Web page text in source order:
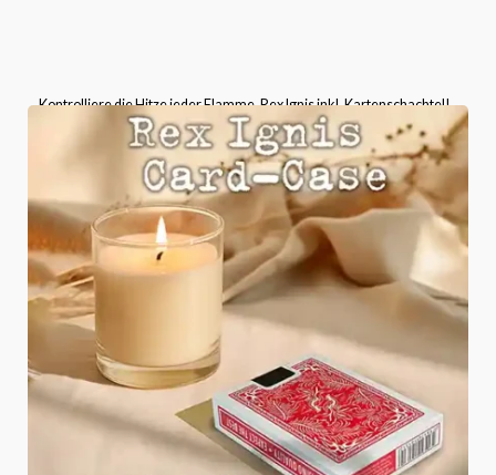
Kontrolliere die Hitze jeder Flamme, Rex Ignis inkl. Kartenschachtel!
Bitte wählen Sie die Kartenschachtel-Version aus, die
mitgeliefert wird.